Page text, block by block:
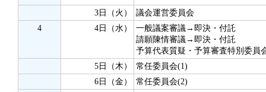
3日（火）
議会運営委員会
4
4日（水）
一般議案審議→即決・付託
請願陳情審議→即決・付託
予算代表質疑・予算審査特別委員
5日（木）
常任委員会(1)
6日（金）
常任委員会(2)